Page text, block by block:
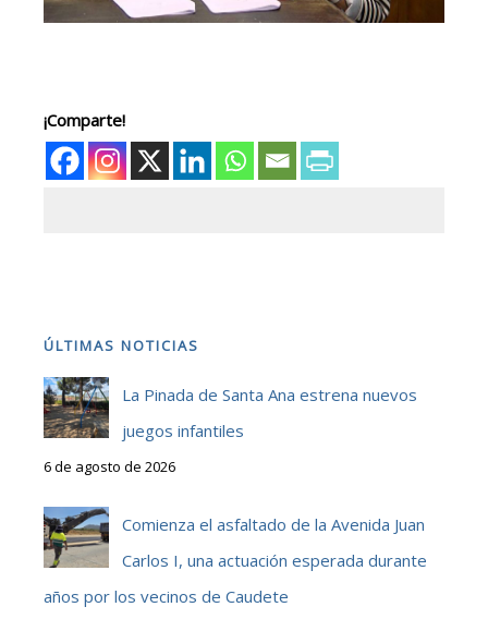
¡Comparte!
ÚLTIMAS NOTICIAS
La Pinada de Santa Ana estrena nuevos
juegos infantiles
6 de agosto de 2026
Comienza el asfaltado de la Avenida Juan
Carlos I, una actuación esperada durante
años por los vecinos de Caudete